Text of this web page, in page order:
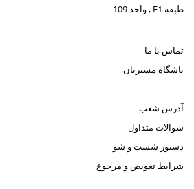
طبقه F1 , واحد 109
تماس با ما
باشگاه مشتریان
آدرس شعب
سوالات متداول
دستور شست و شو
شرایط تعویض و مرجوع